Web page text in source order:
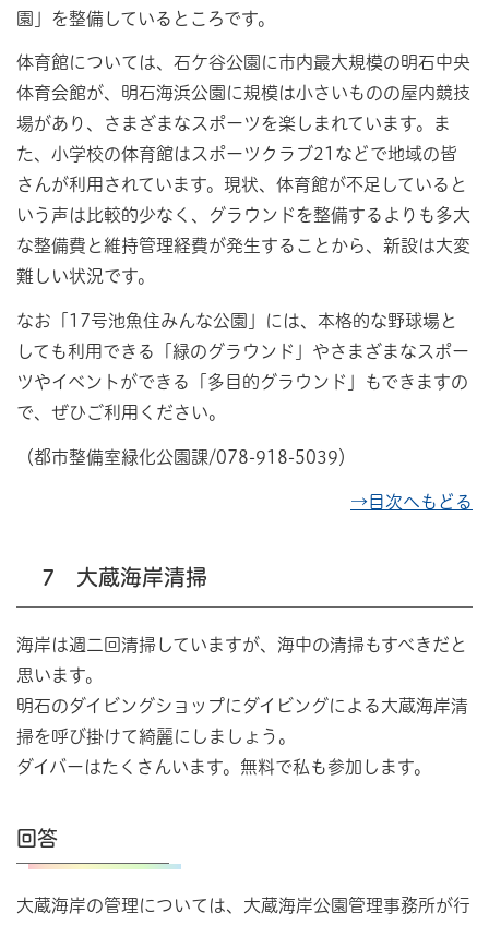
園」を整備しているところです。
体育館については、石ケ谷公園に市内最大規模の明石中央
体育会館が、明石海浜公園に規模は小さいものの屋内競技
場があり、さまざまなスポーツを楽しまれています。ま
た、小学校の体育館はスポーツクラブ21などで地域の皆
さんが利用されています。現状、体育館が不足していると
いう声は比較的少なく、グラウンドを整備するよりも多大
な整備費と維持管理経費が発生することから、新設は大変
難しい状況です。
なお「17号池魚住みんな公園」には、本格的な野球場と
しても利用できる「緑のグラウンド」やさまざまなスポー
ツやイベントができる「多目的グラウンド」もできますの
で、ぜひご利用ください。
（都市整備室緑化公園課/078-918-5039）
→目次へもどる
7 大蔵海岸清掃
海岸は週二回清掃していますが、海中の清掃もすべきだと
思います。
明石のダイビングショップにダイビングによる大蔵海岸清
掃を呼び掛けて綺麗にしましょう。
ダイバーはたくさんいます。無料で私も参加します。
回答
大蔵海岸の管理については、大蔵海岸公園管理事務所が行